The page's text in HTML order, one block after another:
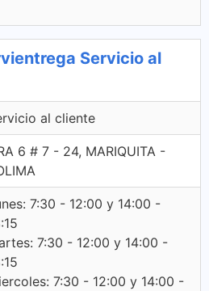
Servicio al
al cliente
6 # 7 - 24, MARIQUITA -
7:30 - 12:00 y 14:00 -
7:30 - 12:00 y 14:00 -
7:30 - 12:00 y 14:00 -